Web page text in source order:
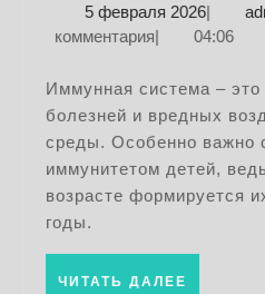
5 февраля 20265
февраля
|
комментария| 04:06
Иммунная система – это защита организма от
болезней и вредных
среды. Особенно важно
иммунитетом детей,
возрасте формируется
годы.
ЧИТАТЬ ДАЛЕЕ